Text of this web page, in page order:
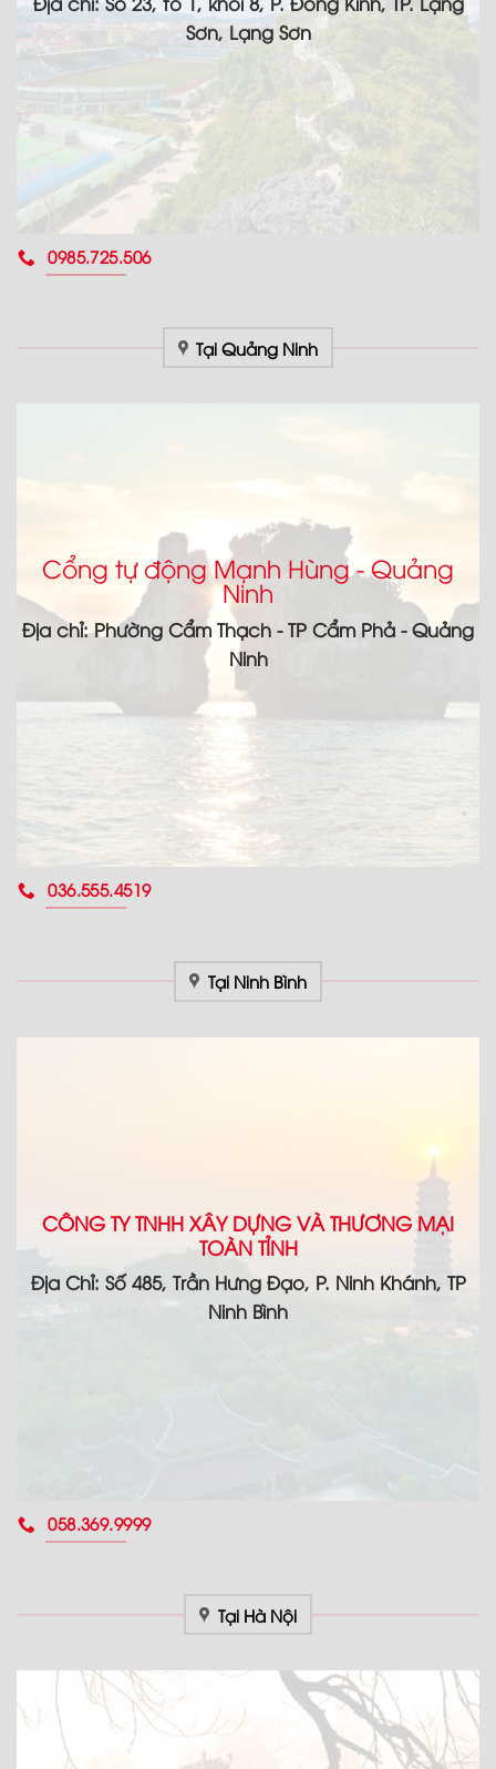
Sơn, Lạng Sơn
0985.725.506
Tại Quảng Ninh
Cổng tự động Mạnh Hùng - Quảng
Ninh
Địa chỉ: Phường Cẩm Thạch - TP Cẩm Phả - Quảng
Ninh
036.555.4519
Tại Ninh Bình
CÔNG TY TNHH XÂY DỰNG VÀ THƯƠNG MẠI
TOÀN TỈNH
Địa Chỉ: Số 485, Trần Hưng Đạo, P. Ninh Khánh, TP
Ninh Bình
058.369.9999
Tại Hà Nội